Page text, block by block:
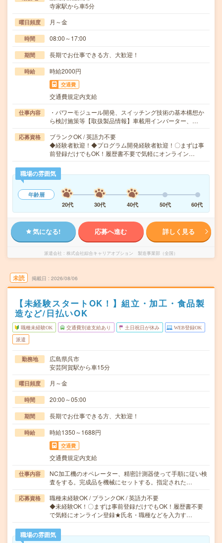
寺家駅から車5分
曜日頻度 月～金
時間 08:00～17:00
期間 長期でお仕事できる方、大歓迎！
時給 時給2000円
交通費
交通費規定内支給
仕事内容
・パワーモジュール開発、スイッチング技術の基本構想か
ら検討施策等【取扱製品情報】車載用インバーター、…
応募資格
ブランクOK / 英語力不要
◆経験者歓迎！◆プログラム開発経験者歓迎！〇まずは事
前登録だけでもOK！履歴書不要で気軽にオンライン…
職場の雰囲気
年齢層
20代
30代 40代 50代 60代
気になる! 応募へ進む 詳しく見る
派遣会社 株式会社綜合キャリアオプション 製造事業部（全国）
未読 掲載日 2026/08/06
【未経験スタートOK！】組立・加工・食品製
造など/日払いOK
職種未経験OK 交通費別途支給あり 土日祝日が休み WEB登録OK
派遣
勤務地
広島県呉市
安芸阿賀駅から車15分
曜日頻度 月～金
時間 20:00～05:00
期間 長期でお仕事できる方、大歓迎！
時給 時給1350～1688円
交通費
交通費規定内支給
仕事内容
NC加工機のオペレーター、精密計測器使って手順に従い検
査をする。完成品を機械にセットする。指定された…
応募資格
職種未経験OK / ブランクOK / 英語力不要
◆未経験OK！〇まずは事前登録だけでもOK！履歴書不要
で気軽にオンライン登録★氏名・職種などを入力す…
職場の雰囲気